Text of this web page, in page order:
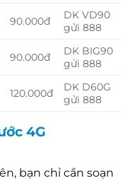
90.000đ
DK VD90
gửi 888
90.000đ
DK BIG90
gửi 888
120.000đ
DK D60G
gửi 888
4G
bạn chỉ cần soạn